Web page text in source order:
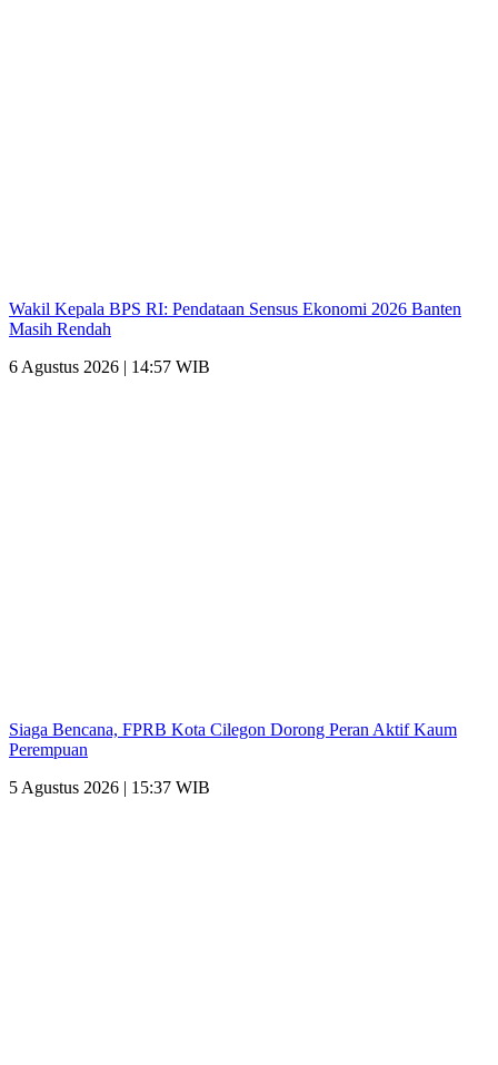
Wakil Kepala BPS RI: Pendataan Sensus Ekonomi 2026 Banten
Masih Rendah
6 Agustus 2026 | 14:57 WIB
Siaga Bencana, FPRB Kota Cilegon Dorong Peran Aktif Kaum
Perempuan
5 Agustus 2026 | 15:37 WIB